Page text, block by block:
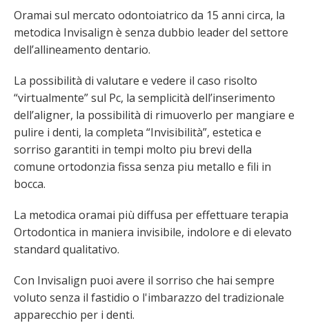
Oramai sul mercato odontoiatrico da 15 anni circa, la
metodica Invisalign è senza dubbio leader del settore
dell’allineamento dentario.
La possibilità di valutare e vedere il caso risolto
“virtualmente” sul Pc, la semplicità dell’inserimento
dell’aligner, la possibilità di rimuoverlo per mangiare e
pulire i denti, la completa “Invisibilità”, estetica e
sorriso garantiti in tempi molto piu brevi della
comune ortodonzia fissa senza piu metallo e fili in
bocca.
La metodica oramai più diffusa per effettuare terapia
Ortodontica in maniera invisibile, indolore e di elevato
standard qualitativo.
Con Invisalign puoi avere il sorriso che hai sempre
voluto senza il fastidio o l'imbarazzo del tradizionale
apparecchio per i denti.